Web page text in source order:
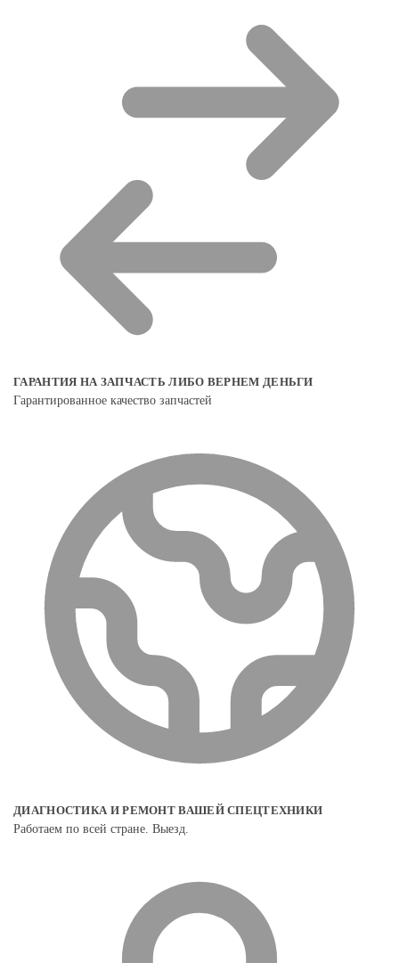
ГАРАНТИЯ НА ЗАПЧАСТЬ ЛИБО ВЕРНЕМ ДЕНЬГИ
Гарантированное качество запчастей
ДИАГНОСТИКА И РЕМОНТ ВАШЕЙ СПЕЦТЕХНИКИ
Работаем по всей стране. Выезд.